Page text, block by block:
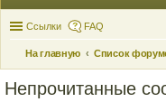
Ссылки FAQ
На главную Список
Непрочитанные